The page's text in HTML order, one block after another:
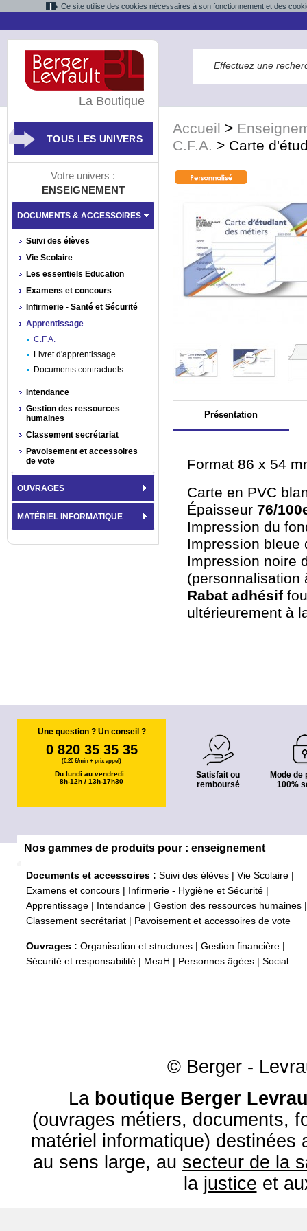
Ce site utilise des cookies nécessaires à son fonctionnement et des
Accueil >
C.F.A. > Carte
Présentation
Format 86 x 54
Carte en PVC
Épaisseur 76/
Impression du
Impression bleue
Impression noire
(personnalisation
Rabat adhésif
ultérieurement à
La Boutique
TOUS LES UNIVERS
Votre univers :
ENSEIGNEMENT
DOCUMENTS & ACCESSOIRES
Suivi des élèves
Vie Scolaire
Les essentiels Education
Examens et concours
Infirmerie - Santé et Sécurité
Apprentissage
C.F.A.
Livret d'apprentissage
Documents contractuels
Intendance
Gestion des ressources
humaines
Classement secrétariat
Pavoisement et accessoires
de vote
OUVRAGES
MATÉRIEL INFORMATIQUE
Une question ? Un conseil ?
0 820 35 35 35
(0,20 €/min + prix appel)
Du lundi au vendredi :
8h-12h / 13h-17h30
Satisfait ou
remboursé
Mode de
100%
Nos gammes de produits pour : enseignement
Documents et accessoires : Suivi des élèves Vie Scolaire
Examens et concours
Infirmerie - Hygiène et Sécurité
Apprentissage
Intendance Gestion des ressources humaines
Classement secrétariat
Pavoisement et accessoires de vote
Ouvrages : Organisation et structures Gestion financière
Sécurité et responsabilité
MeaH Personnes âgées Social
© Berger -
La boutique Berger
(ouvrages métiers, documents,
matériel informatique) destinées
au sens large, au secteur de la
la justice et